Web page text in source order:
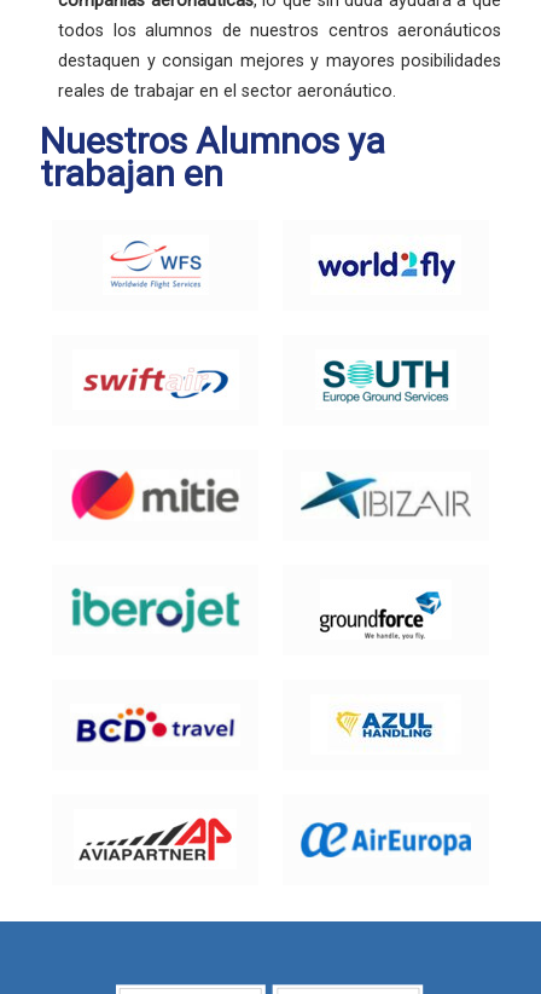
todos los alumnos de nuestros centros aeronáuticos
destaquen y consigan mejores y mayores posibilidades
reales de trabajar en el sector aeronáutico.
Nuestros Alumnos ya
trabajan en